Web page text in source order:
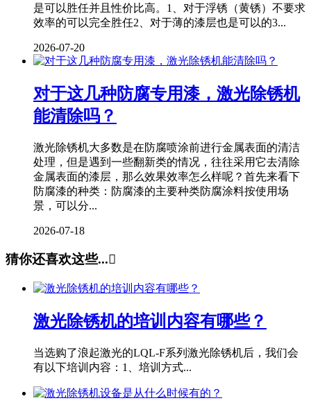
是可以胜任并且性价比高。1、对于浮锈（黄锈）不要求
效率的可以完全胜任2、对于薄的漆层也是可以的3...
2026-07-20
对于这几种防腐专用漆，激光除锈机
能清除吗？
激光除锈机大多数是在防腐喷涂前进行金属表面的清洁
处理，但是遇到一些翻新类的情况，往往采用它去清除
金属表面的漆层，那么效果效率怎么样呢？首先来看下
防腐漆的种类：防腐漆的主要种类防腐涂料按使用场
景，可以分...
2026-07-18
猜你还喜欢这些...
激光除锈机的培训内容有哪些？
当选购了浪起激光的LQL-F系列激光除锈机后，我们会
有以下培训内容：1、培训方式...